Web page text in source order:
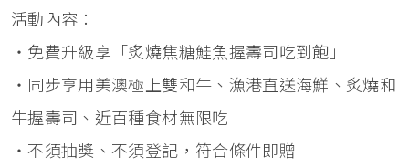
活動內容：
・免費升級享「炙燒焦糖鮭魚握壽司吃到飽」
・同步享用美澳極上雙和牛、漁港直送海鮮、炙燒和
牛握壽司、近百種食材無限吃
・不須抽獎、不須登記，符合條件即贈